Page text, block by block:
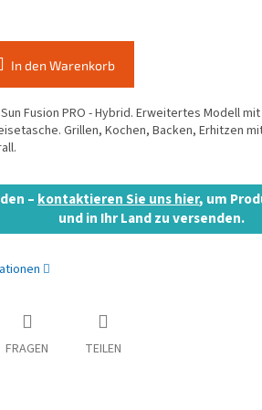
In den Warenkorb
Fusion PRO - Hybrid. Erweitertes Modell
Grillen, Kochen, Backen, Erhitzen
–kontaktieren Sie uns hier, um
und in Ihr Land zu versenden.
FRAGEN TEILEN